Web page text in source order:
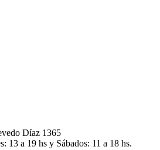
Díaz 1365
13 a 19 hs y Sábados: 11 a 18 hs.